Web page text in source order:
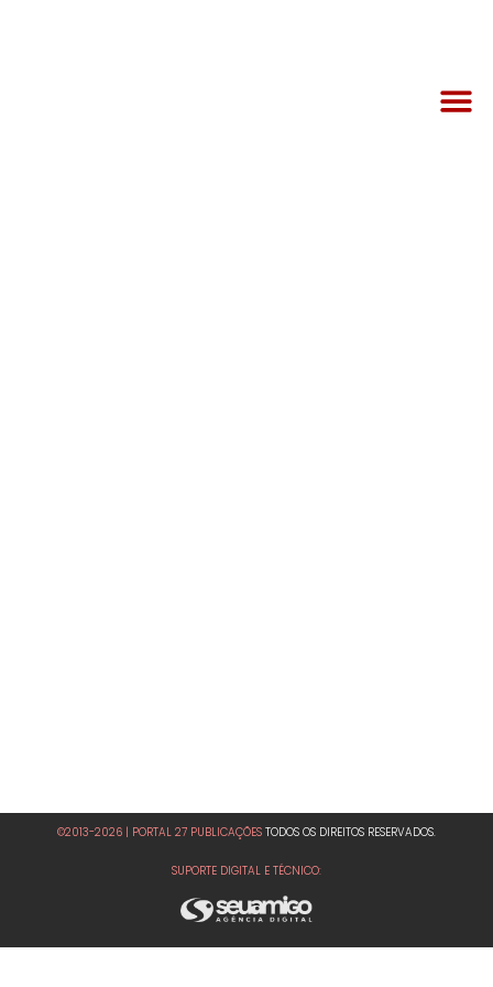
©2013-2026 | PORTAL 27 PUBLICAÇÕES TODOS OS DIREITOS RESERVADOS.
SUPORTE DIGITAL E TÉCNICO: